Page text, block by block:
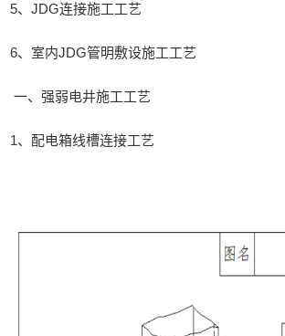
5、JDG连接施工工艺
6、室内JDG管明敷设施工工艺
一、强弱电井施工工艺
1、配电箱线槽连接工艺